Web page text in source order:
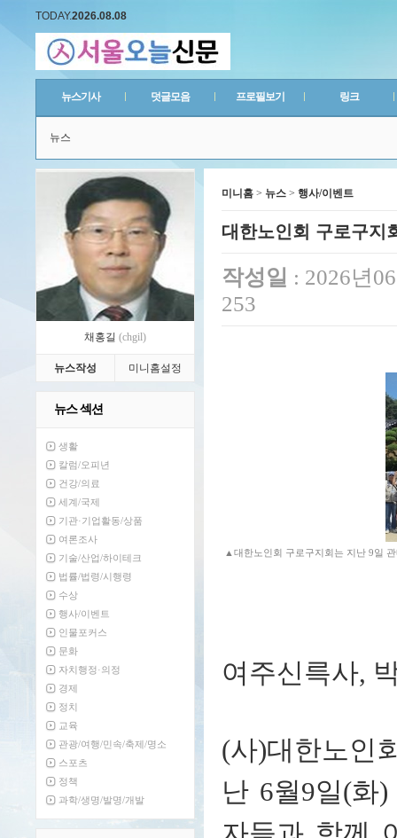
TODAY.2026.08.08
뉴스기사 덧글모음 프로필보기 링크
뉴스
채홍길 (chgil)
뉴스작성 미니홈설정
뉴스 섹션
생활
칼럼/오피년
건강/의료
세계/국제
기관·기업활동/상품
여론조사
기술/산업/하이테크
법률/법령/시행령
수상
행사/이벤트
인물포커스
문화
자치행정·의정
경제
정치
교육
관광/여행/민속/축제/명소
스포츠
정책
과학/생명/발명/개발
미니홈 > 뉴스 > 행사/이벤트
대한노인회 구로구지
작성일 : 2026년
253
▲대한노인회 구로구지회는 지난 9일
여주신륵사,
(사)대한노인
난 6월9일(화